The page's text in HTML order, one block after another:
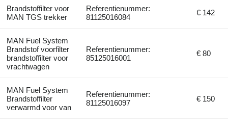
Brandstoffilter voor
MAN TGS trekker
Referentienummer:
81125016084
€ 142
MAN Fuel System
Brandstof voorfilter
brandstoffilter voor
vrachtwagen
Referentienummer:
85125016001
€ 80
MAN Fuel System
Brandstoffilter
verwarmd voor van
Referentienummer:
81125016097
€ 150